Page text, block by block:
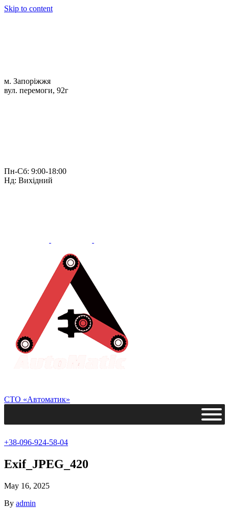
Skip to content
м. Запоріжжя
вул. перемоги, 92г
Пн-Сб: 9:00-18:00
Нд: Вихідний
СТО «Автоматик»
+38-096-924-58-04
Exif_JPEG_420
May 16, 2025
By admin